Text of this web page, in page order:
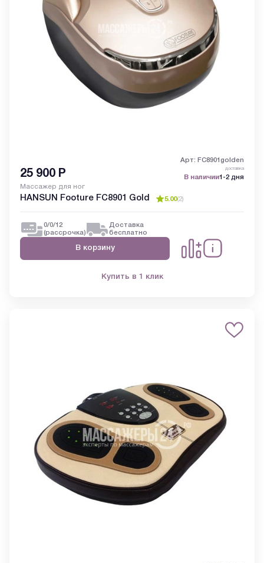
Арт: FC8901golden
25 900 Р доставка
В наличии1-2 дня
Массажер для ног
HANSUN Footure FC8901 Gold 5.00(2)
0/0/12
(рассрочка)
Доставка
бесплатно
В корзину
Купить в 1 клик